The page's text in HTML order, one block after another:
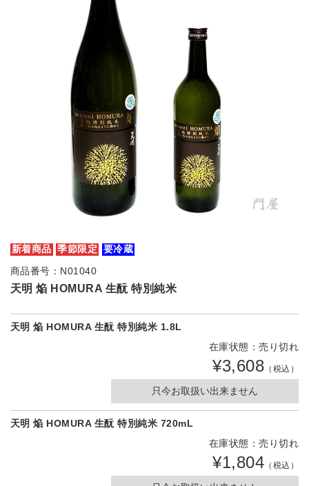
新着商品 季節限定
要冷蔵
商品番号：N01040
天明 焔 HOMURA 生酛 特別純米
天明 焔 HOMURA 生酛 特別純米 1.8L
在庫状態：売り切れ
¥3,608 （税込）
只今お取扱い出来ません
天明 焔 HOMURA 生酛 特別純米 720mL
在庫状態：売り切れ
¥1,804 （税込）